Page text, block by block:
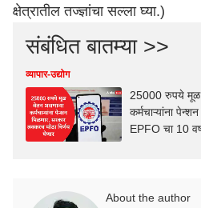
क्षेत्रातील तज्ज्ञांचा सल्ला घ्या.)
संबंधित बातम्या >>
व्यापार-उद्योग
25000 रुपये मूळ
कर्मचाऱ्यांना
EPFO चा 10
About the author